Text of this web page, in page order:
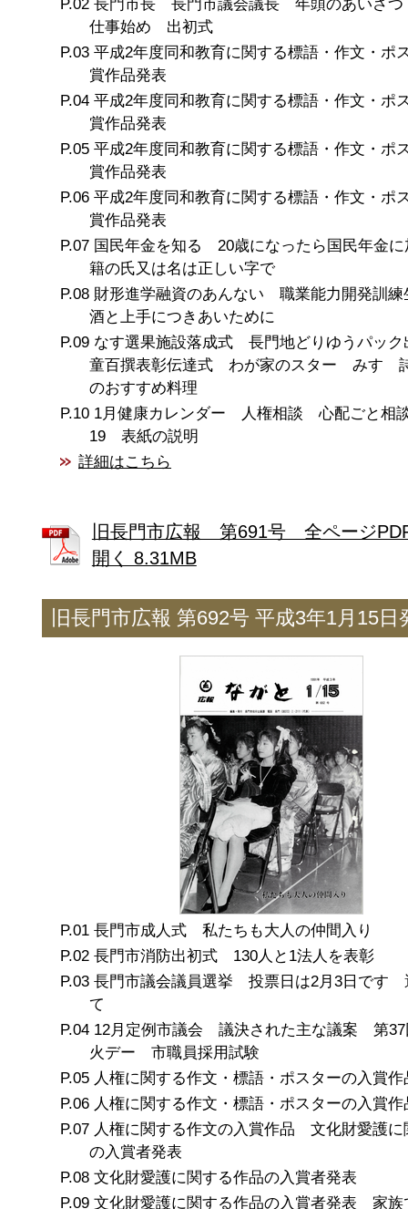
長門市長 長門市議会議長 年頭のあい
仕事始め 出初式
平成2年度同和教育に関する標語・作文・ポ
賞作品発表
平成2年度同和教育に関する標語・作文・ポ
賞作品発表
平成2年度同和教育に関する標語・作文・ポ
賞作品発表
平成2年度同和教育に関する標語・作文・ポ
賞作品発表
国民年金を知る 20歳になったら国民年金
籍の氏又は名は正しい字で
財形進学融資のあんない 職業能力開発訓
酒と上手につきあいために
なす選果施設落成式 長門地どりゆうパッ
童百撰表彰伝達式 わが家のスター みすゞ
のおすすめ料理
1月健康カレンダー 人権相談 心配ごと相
19 表紙の説明
詳細はこちら
旧長門市広報 第691号 全ページ
開く 8.31MB
旧長門市広報 第692号 平成3年1月15日
長門市成人式 私たちも大人の仲間入り
長門市消防出初式 130人と1法人を表彰
長門市議会議員選挙 投票日は2月3日です
て
12月定例市議会 議決された主な議案 第37
火デー 市職員採用試験
人権に関する作文・標語・ポスターの入賞作
人権に関する作文・標語・ポスターの入賞作
人権に関する作文の入賞作品 文化財愛護に
の入賞者発表
文化財愛護に関する作品の入賞者発表
文化財愛護に関する作品の入賞者発表 家族